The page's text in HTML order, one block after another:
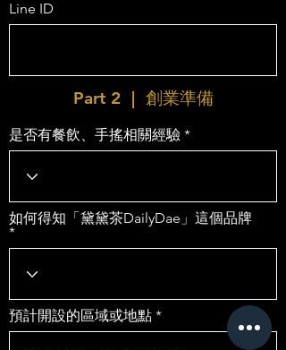
Line ID
Part 2 | 創業準備
是否有餐飲、手搖相關經驗
如何得知「黛黛茶DailyDae」這個品牌
預計開設的區域或地點